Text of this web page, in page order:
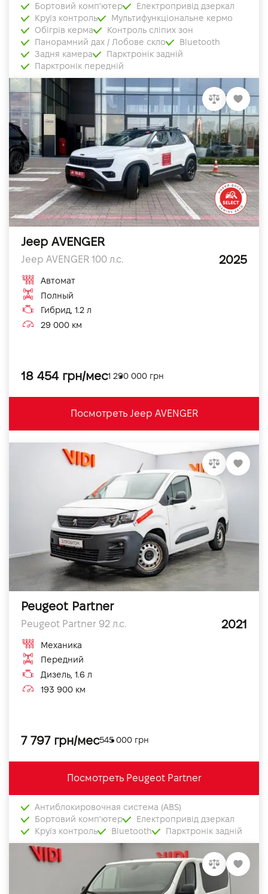
Бортовий комп'ютер
Електропривід дзеркал
Круїз контроль
Мультифункціональне кермо
Обігрів керма
Контроль сліпих зон
Панорамний дах / Лобове скло
Bluetooth
Задня камера
Парктронік задній
Парктронік передній
Jeep AVENGER
Jeep AVENGER 100 л.с. 2025
Автомат
Полный
Гибрид, 1.2 л
29 000 км
18 454 грн/мес1 290 000 грн
Посмотреть Jeep AVENGER
Peugeot Partner
Peugeot Partner 92 л.с. 2021
Механика
Передний
Дизель, 1.6 л
193 900 км
7 797 грн/мес545 000 грн
Посмотреть Peugeot Partner
Антиблокировочная система (ABS)
Бортовий комп'ютер
Електропривід дзеркал
Круїз контроль
Bluetooth Парктронік задній